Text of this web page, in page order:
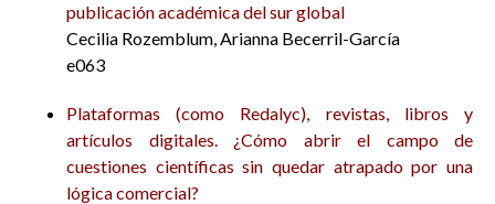
publicación académica del sur global
Cecilia Rozemblum, Arianna Becerril-García
e063
Plataformas (como Redalyc), revistas, libros y
artículos digitales. ¿Cómo abrir el campo de
cuestiones científicas sin quedar atrapado por una
lógica comercial?